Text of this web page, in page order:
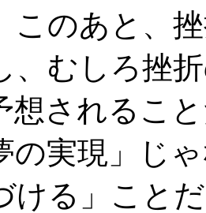
このあと、
、むしろ挫
想されるこ
の実現」じ
ける」こと